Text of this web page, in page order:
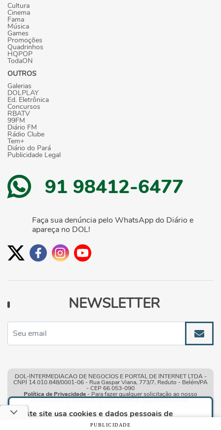
Este site usa cookies e dados pessoais de
acordo com os nossosTermos de Uso e Política
Cultura
Cinema
Fama
Música
Games
Promoções
Quadrinhos
HQPOP
TodaON
OUTROS
Galerias
DOLPLAY
Ed. Eletrônica
Concursos
RBATV
99FM
Diário FM
Rádio Clube
Tem+
Diário do Pará
Publicidade Legal
91 98412-6477
Faça sua denúncia pelo WhatsApp do Diário e
apareça no DOL!
NEWSLETTER
DOL-INTERMEDIACAO DE NEGOCIOS E PORTAL DE INTERNET LTDA -
CNPJ 14.010.848/0001-06 - Rua Gaspar Viana, 773/7, Reduto - Belém/PA
- CEP 66.053-090
Política de Privacidade - Para fazer qualquer solicitação ao nosso
encarregado de proteção de dados(DPO):lgpd@dol.com.br.
PUBLICIDADE